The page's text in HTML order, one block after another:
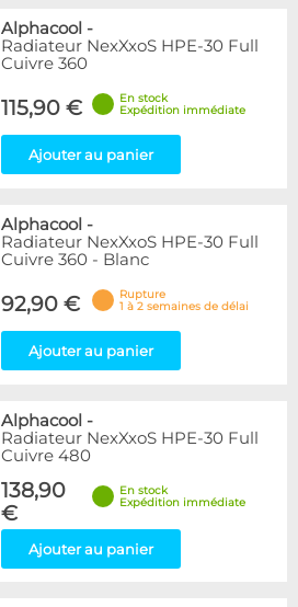
Alphacool -
Radiateur NexXxoS HPE-30 Full
Cuivre 360
115,90 €
En stock
Expédition immédiate
Ajouter au panier
Alphacool -
Radiateur NexXxoS HPE-30 Full
Cuivre 360 - Blanc
92,90 €
Rupture
1 à 2 semaines de délai
Ajouter au panier
Alphacool -
Radiateur NexXxoS HPE-30 Full
Cuivre 480
138,90
€
En stock
Expédition immédiate
Ajouter au panier